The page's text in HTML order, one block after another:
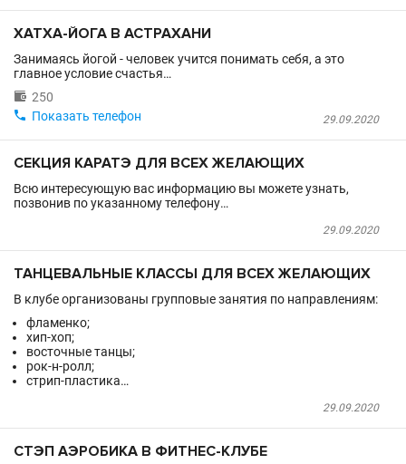
ХАТХА-ЙОГА В АСТРАХАНИ
Занимаясь йогой - человек учится понимать себя, а это
главное условие счастья…
 250
29.09.2020
 Показать телефон
СЕКЦИЯ КАРАТЭ ДЛЯ ВСЕХ ЖЕЛАЮЩИХ
Всю интересующую вас информацию вы можете узнать,
позвонив по указанному телефону…
29.09.2020
ТАНЦЕВАЛЬНЫЕ КЛАССЫ ДЛЯ ВСЕХ ЖЕЛАЮЩИХ
В клубе организованы групповые занятия по направлениям:
фламенко;
хип-хоп;
восточные танцы;
рок-н-ролл;
стрип-пластика…
29.09.2020
СТЭП АЭРОБИКА В ФИТНЕС-КЛУБЕ